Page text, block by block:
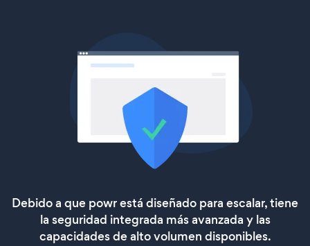
Debido a que powr está diseñado para escalar, tiene
la seguridad integrada más avanzada y las
capacidades de alto volumen disponibles.